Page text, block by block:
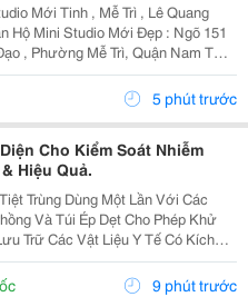
Mới Tinh , Mễ Trì , Lê Quang
Hộ Mini Studio Mới Đẹp : Ngõ 151
, Phường Mễ Trì, Quận Nam Từ
Nội. Vị Trí Thuận Tiện, Khu Dân Cư
Sinh Viên Và Người Đi...5 phút trước
Cho Kiểm Soát Nhiễm
Hiệu Quả.
Trùng Dùng Một Lần Với Các
Và Túi Ép Dẹt Cho Phép Khử
Trữ Các Vật Liệu Y Tế Có Kích
Cuộn Túi Ép Tiệt
2 Lớp: Giấy Và Màng Film, Hai...
9 phút trước